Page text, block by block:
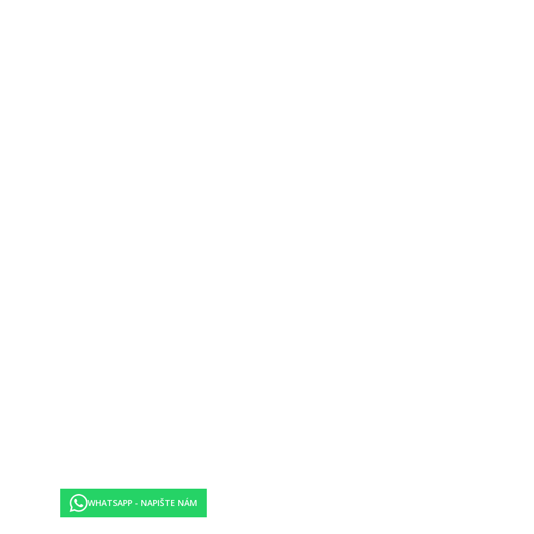
uvedené vybavení)
duny)
a 15.00–18.00 hod.)
WHATSAPP - NAPIŠTE NÁM